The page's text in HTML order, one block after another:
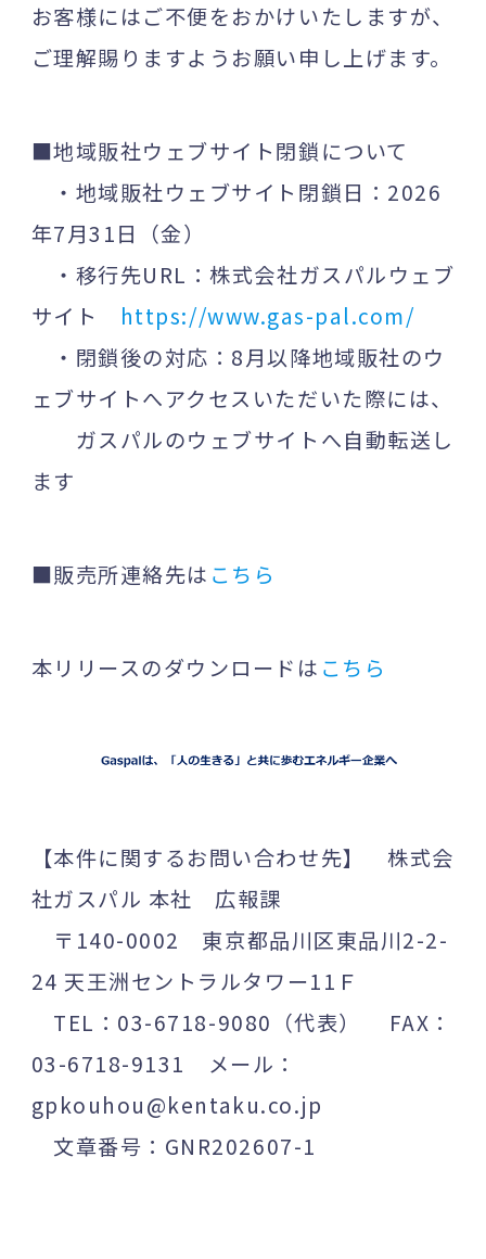
お客様にはご不便をおかけいたしますが、
ご理解賜りますようお願い申し上げます。
■地域販社ウェブサイト閉鎖について
・地域販社ウェブサイト閉鎖日：2026
年7月31日（金）
・移行先URL：株式会社ガスパルウェブ
サイト https://www.gas-pal.com/
・閉鎖後の対応：8月以降地域販社のウ
ェブサイトへアクセスいただいた際には、
ガスパルのウェブサイトへ自動転送し
ます
■販売所連絡先は こちら
本リリースのダウンロードは こちら
【本件に関するお問い合わせ先】 株式会
社ガスパル 本社 広報課
〒140-0002 東京都品川区東品川2-2-
24 天王洲セントラルタワー11Ｆ
TEL：03-6718-9080（代表） FAX：
03-6718-9131 メール：
gpkouhou@kentaku.co.jp
文章番号：GNR202607-1